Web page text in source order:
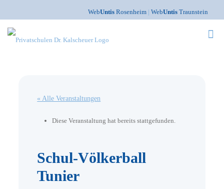
WebUntis Rosenheim | WebUntis Traunstein
« Alle Veranstaltungen
Diese Veranstaltung hat bereits stattgefunden.
Schul-Völkerball
Tunier